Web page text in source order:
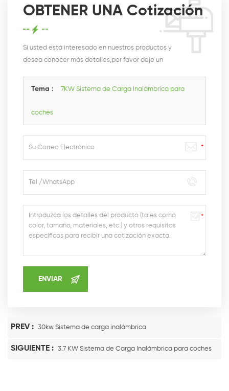
OBTENER UNA Cotización
Si usted está interesado en nuestros productos y
desea conocer más detalles,por favor deje un
Tema : 7KW Sistema de Carga Inalámbrica para
coches
PREV : 30kw Sistema de carga inalámbrica
SIGUIENTE : 3.7 KW Sistema de Carga Inalámbrica para coches